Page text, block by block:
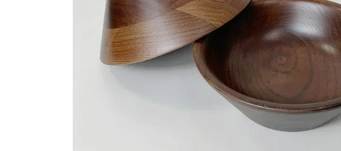
SOFAS
2人掛けソファ
3人掛けソファ
デイベッド